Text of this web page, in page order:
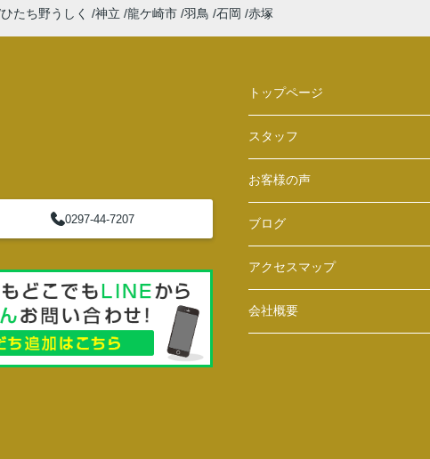
ひたち野うしく 神立 龍ケ崎市 羽鳥 石岡 赤塚
0297-44-7207
トップページ
スタッフ
お客様の声
ブログ
アクセスマップ
会社概要